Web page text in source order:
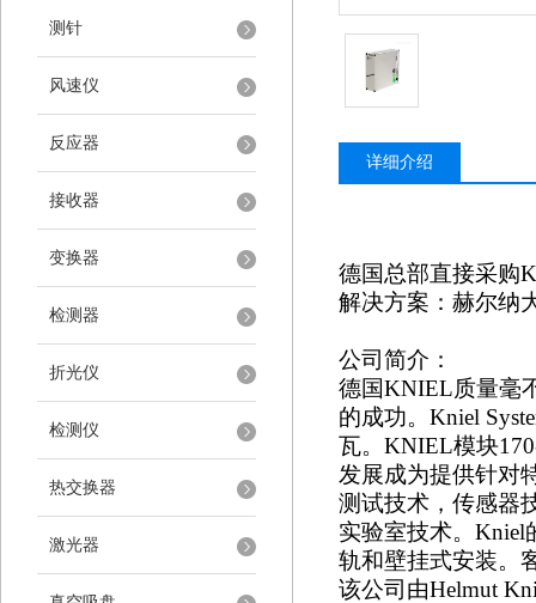
测针
风速仪
反应器
接收器
变换器
检测器
折光仪
检测仪
热交换器
激光器
详细介绍
德国总部直接采购
解决方案：赫尔纳
公司简介：
德国KNIEL质量毫
的成功。Kniel
瓦。KNIEL模块
发展成为提供针对
测试技术，传感器
实验室技术。Kniel
轨和壁挂式安装。
该公司由Helmut